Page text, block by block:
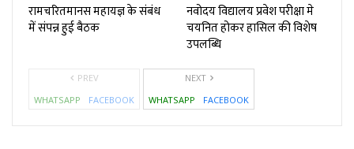
रामचरितमानस महायज्ञ के संबंध
में संपन्न हुई बैठक
नवोदय विद्यालय प्रवेश परीक्षा मे
चयनित होकर हासिल की विशेष
उपलब्धि
PREV
WHATSAPP
FACEBOOK
NEXT
WHATSAPP
FACEBOOK